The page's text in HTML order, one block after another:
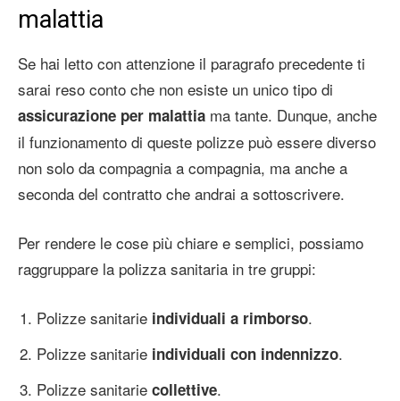
malattia
Se hai letto con attenzione il paragrafo precedente ti
sarai reso conto che non esiste un unico tipo di
assicurazione per malattia ma tante. Dunque, anche
il funzionamento di queste polizze può essere diverso
non solo da compagnia a compagnia, ma anche a
seconda del contratto che andrai a sottoscrivere.
Per rendere le cose più chiare e semplici, possiamo
raggruppare la polizza sanitaria in tre gruppi:
Polizze sanitarie individuali a rimborso.
Polizze sanitarie individuali con indennizzo.
Polizze sanitarie collettive.